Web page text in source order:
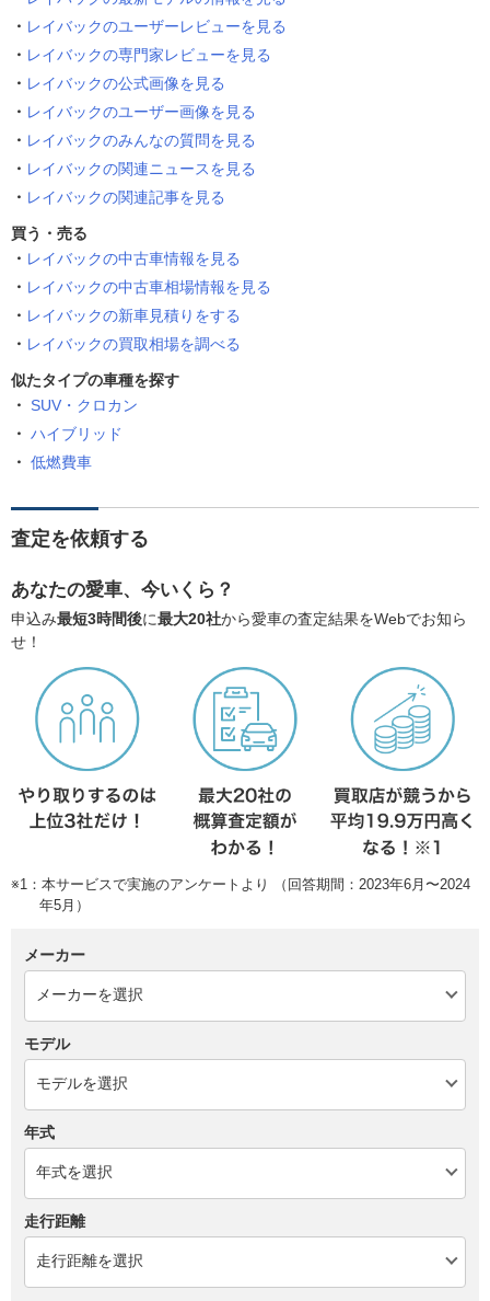
レイバックのユーザーレビューを見る
レイバックの専門家レビューを見る
レイバックの公式画像を見る
レイバックのユーザー画像を見る
レイバックのみんなの質問を見る
レイバックの関連ニュースを見る
レイバックの関連記事を見る
買う・売る
レイバックの中古車情報を見る
レイバックの中古車相場情報を見る
レイバックの新車見積りをする
レイバックの買取相場を調べる
似たタイプの車種を探す
SUV・クロカン
ハイブリッド
低燃費車
査定を依頼する
あなたの愛車、今いくら？
申込み最短3時間後に最大20社から愛車の査定結果をWebでお知ら
せ！
※1：本サービスで実施のアンケートより （回答期間：2023年6月〜2024
年5月）
メーカー
モデル
年式
走行距離